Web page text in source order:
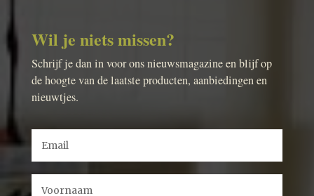
Wil je niets missen?
Schrijf je dan in voor ons nieuwsmagazine en blijf op
de hoogte van de laatste producten, aanbiedingen en
nieuwtjes.